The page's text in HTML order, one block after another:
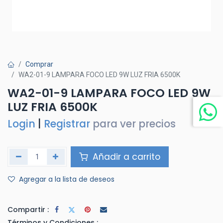
Comprar
WA2-01-9 LAMPARA FOCO LED 9W LUZ FRIA 6500K
WA2-01-9 LAMPARA FOCO LED 9W
LUZ FRIA 6500K
Login Registrar para ver precios
Añadir a carrito
Agregar a la lista de deseos
Compartir :